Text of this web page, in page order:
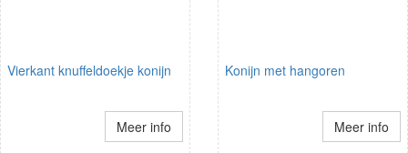
Vierkant knuffeldoekje konijn
Meer info
Konijn met hangoren
Meer info